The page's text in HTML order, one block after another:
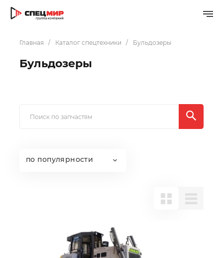
Главная Каталог спецтехники Бульдозеры
Бульдозеры
по популярности